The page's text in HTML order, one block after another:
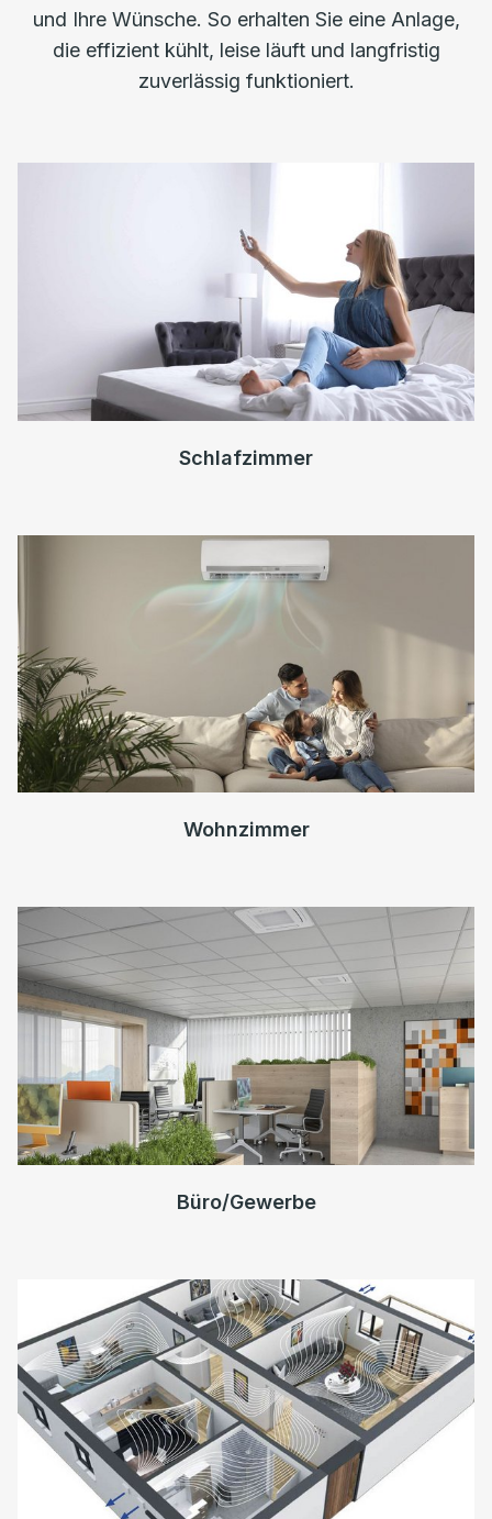
und Ihre Wünsche. So erhalten Sie eine Anlage,
die effizient kühlt, leise läuft und langfristig
zuverlässig funktioniert.
Schlafzimmer
Wohnzimmer
Büro/Gewerbe